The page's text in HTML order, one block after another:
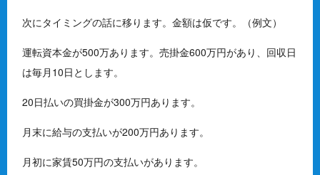
次にタイミングの話に移ります。金額は仮です。（例文）
運転資本金が500万あります。売掛金600万円があり、回収日
は毎月10日とします。
20日払いの買掛金が300万円あります。
月末に給与の支払いが200万円あります。
月初に家賃50万円の支払いがあります。